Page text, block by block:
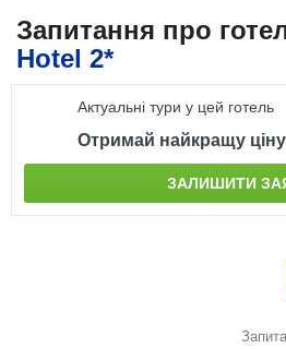
Запитання про
Hotel 2*
Актуальні тури у цей готель
Отримай найкращу ціну
ЗАЛИШИТИ